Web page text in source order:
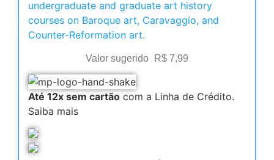
undergraduate and graduate art history
courses on Baroque art, Caravaggio, and
Counter-Reformation art.
Valor sugerido R$ 7,99
Até 12x sem cartão com a Linha de Crédito.
Saiba mais